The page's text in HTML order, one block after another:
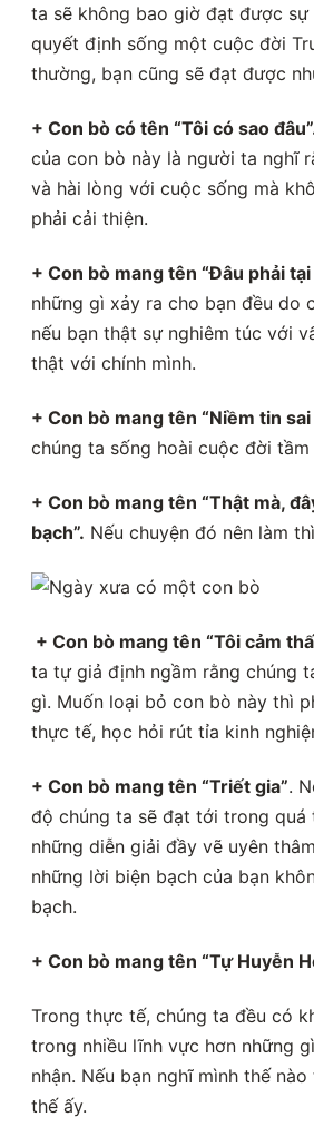
ta sẽ không bao giờ đạt được sự
quyết định sống một cuộc đời
thường, bạn cũng sẽ đạt được
+ Con bò có tên “Tôi có sao
của con bò này là người ta nghĩ
và hài lòng với cuộc sống mà
phải cải thiện.
+ Con bò mang tên “Đâu phải tại
những gì xảy ra cho bạn đều do
nếu bạn thật sự nghiêm túc với
thật với chính mình.
+ Con bò mang tên “Niềm tin sai
chúng ta sống hoài cuộc đời tầm
+ Con bò mang tên “Thật mà,
bạch”. Nếu chuyện đó nên làm
+ Con bò mang tên “Tôi cảm
ta tự giả định ngầm rằng chúng
gì. Muốn loại bỏ con bò này thì
thực tế, học hỏi rút tỉa kinh
+ Con bò mang tên “Triết gia”.
độ chúng ta sẽ đạt tới trong quá
những diễn giải đầy vẽ uyên
những lời biện bạch của bạn
bạch.
+ Con bò mang tên “Tự Huyễn
Trong thực tế, chúng ta đều có
trong nhiều lĩnh vực hơn những
nhận. Nếu bạn nghĩ mình thế
thế ấy.